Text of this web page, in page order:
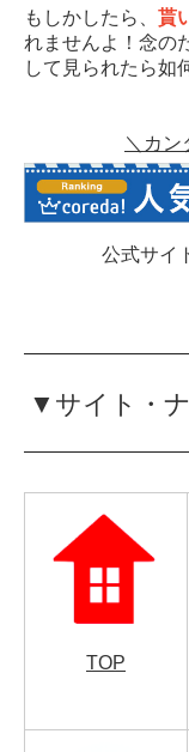
もしかしたら、 貰
れませんよ！念の
して見られたら如
＼カン
公式サイ
▼サイト・
TOP